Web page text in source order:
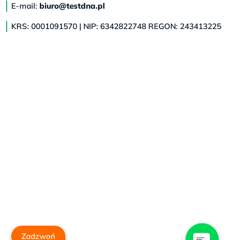
E-mail: biuro@testdna.pl
KRS: 0001091570 | NIP: 6342822748 REGON: 243413225
Zadzwoń